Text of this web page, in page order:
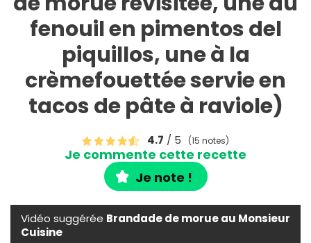
fenouil en pimentos del
piquillos, une à la
crèmefouettée servie en
tacos de pâte à raviole)
4.7 / 5 (15 notes)
Je commente cette recette
Je note !
Vidéo suggérée Brandade de morue au Monsieur
Cuisine